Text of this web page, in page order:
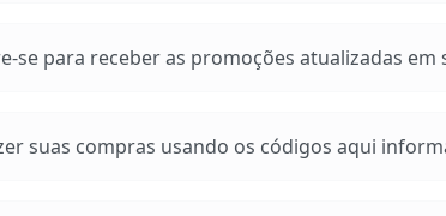
se para receber as promoções atualizadas em
suas compras usando os códigos aqui